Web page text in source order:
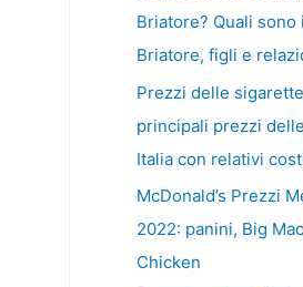
Briatore? Quali sono
Briatore, figli e
Prezzi delle
principali prezzi
Italia con relativi
McDonald’s Prezzi
2022: panini, Big
Chicken